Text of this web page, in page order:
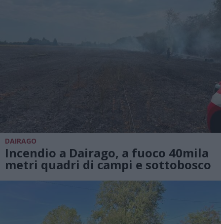
DAIRAGO
Incendio a Dairago, a fuoco 40mila
metri quadri di campi e sottobosco